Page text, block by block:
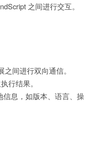
之间进行交互。
间进行双向通信。
行结果。
息，如版本、语言、操